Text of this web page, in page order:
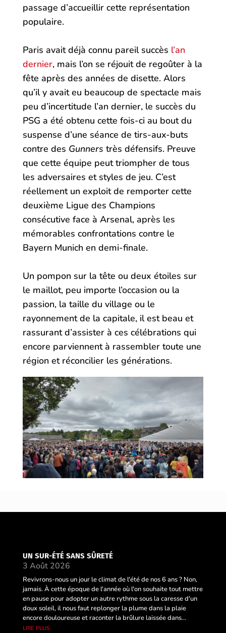
passage d’accueillir cette représentation
populaire.
Paris avait déjà connu pareil succès l’an
dernier, mais l’on se réjouit de regoûter à la
fête après des années de disette. Alors
qu’il y avait eu beaucoup de spectacle mais
peu d’incertitude l’an dernier, le succès du
PSG a été obtenu cette fois-ci au bout du
suspense d’une séance de tirs-aux-buts
contre des Gunners très défensifs. Preuve
que cette équipe peut triompher de tous
les adversaires et styles de jeu. C’est
réellement un exploit de remporter cette
deuxième Ligue des Champions
consécutive face à Arsenal, après les
mémorables confrontations contre le
Bayern Munich en demi-finale.
Un pompon sur la tête ou deux étoiles sur
le maillot, peu importe l’occasion ou la
passion, la taille du village ou le
rayonnement de la capitale, il est beau et
rassurant d’assister à ces célébrations qui
encore parviennent à rassembler toute une
région et réconcilier les générations.
UN SUR-ÉTÉ SANS SÛRETÉ
3 Août 2026
Revivrons-nous un jour le climat de l'été de nos 6 ans ? Non,
jamais. À cette époque de l'année où l'on souhaite tout mettre
en pause pour adopter un autre rythme sous la caresse d'un
doux soleil, il nous faut replonger la plume dans la plaie
encore douloureuse et raconter la brûlure laissée dans...
lire plus